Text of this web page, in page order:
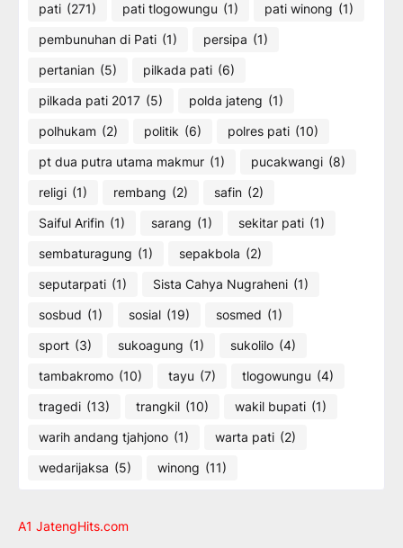
pati (271) pati tlogowungu (1) pati winong (1)
pembunuhan di Pati (1) persipa (1)
pertanian (5) pilkada pati (6)
pilkada pati 2017 (5) polda jateng (1)
polhukam (2) politik (6) polres pati (10)
pt dua putra utama makmur (1) pucakwangi (8)
religi (1) rembang (2) safin (2)
Saiful Arifin (1) sarang (1) sekitar pati (1)
sembaturagung (1) sepakbola (2)
seputarpati (1) Sista Cahya Nugraheni (1)
sosbud (1) sosial (19) sosmed (1)
sport (3) sukoagung (1) sukolilo (4)
tambakromo (10) tayu (7) tlogowungu (4)
tragedi (13) trangkil (10) wakil bupati (1)
warih andang tjahjono (1) warta pati (2)
wedarijaksa (5) winong (11)
A1 JatengHits.com